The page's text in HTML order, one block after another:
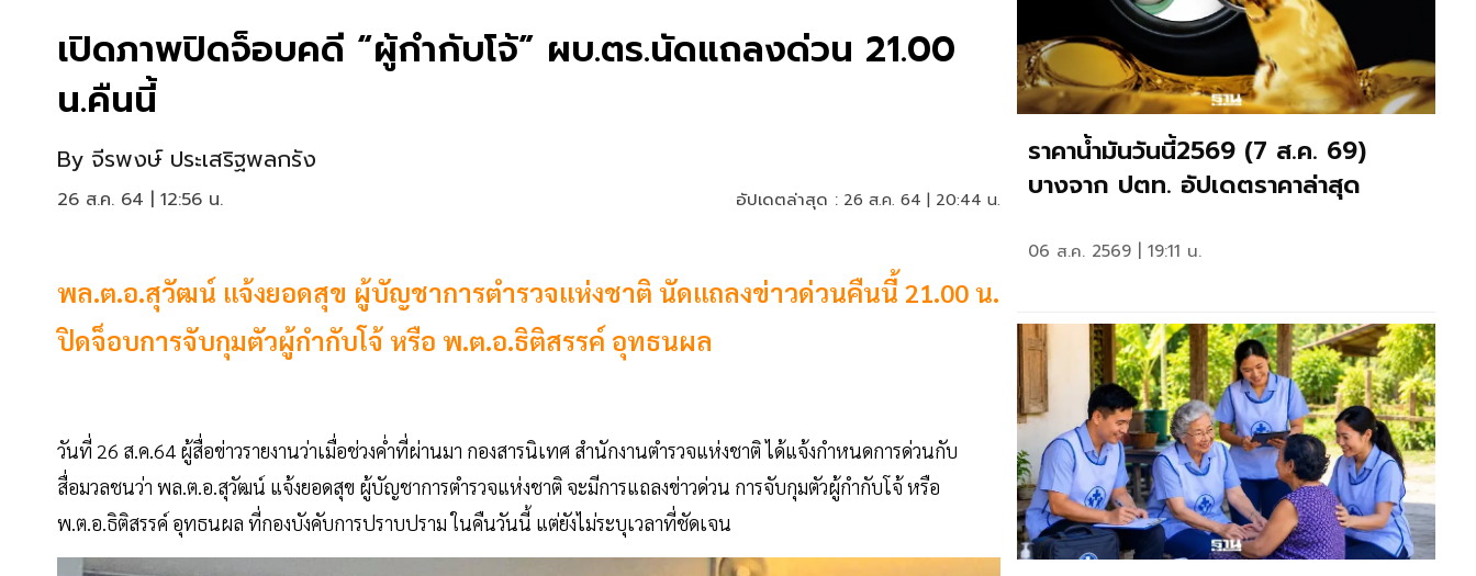
เปิดภาพปิดจ็อบคดี “ผู้กำกับโจ้” ผบ.ตร.นัดแถลงด่วน 21.00
น.คืนนี้
By จีรพงษ์ ประเสริฐพลกรัง
26 ส.ค. 64 | 12:56 น. อัปเดตล่าสุด : 26 ส.ค. 64 | 20:44 น.
พล.ต.อ.สุวัฒน์ แจ้งยอดสุข ผู้บัญชาการตำรวจแห่งชาติ นัดแถลงข่าวด่วนคืนนี้ 21.00 น.
ปิดจ็อบการจับกุมตัวผู้กำกับโจ้ หรือ พ.ต.อ.ธิติสรรค์ อุทธนผล
วันที่ 26 ส.ค.64 ผู้สื่อข่าวรายงานว่าเมื่อช่วงค่ำที่ผ่านมา กองสารนิเทศ สำนักงานตำรวจแห่งชาติ ได้แจ้งกำหนดการด่วนกับ
สื่อมวลชนว่า พล.ต.อ.สุวัฒน์ แจ้งยอดสุข ผู้บัญชาการตำรวจแห่งชาติ จะมีการแถลงข่าวด่วน การจับกุมตัวผู้กำกับโจ้ หรือ
พ.ต.อ.ธิติสรรค์ อุทธนผล ที่กองบังคับการปราบปราม ในคืนวันนี้ แต่ยังไม่ระบุเวลาที่ชัดเจน
ราคาน้ำมันวันนี้2569 (7 ส.ค. 69)
บางจาก ปตท. อัปเดตราคาล่าสุด
06 ส.ค. 2569 | 19:11 น.